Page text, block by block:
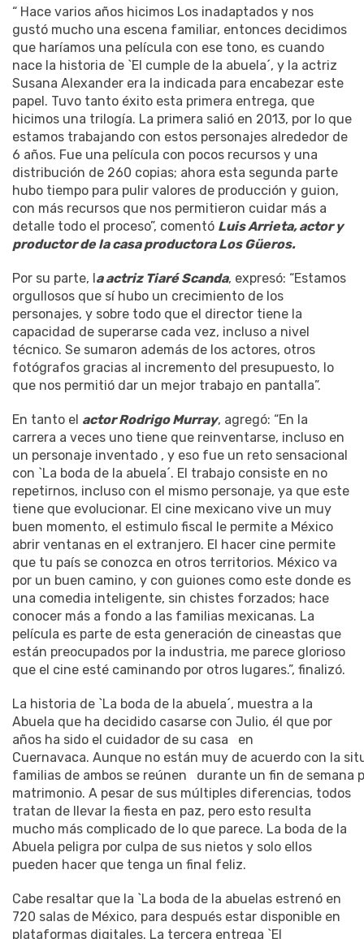
“ Hace varios años hicimos Los inadaptados y nos
gustó mucho una escena familiar, entonces decidimos
que haríamos una película con ese tono, es cuando
nace la historia de `El cumple de la abuela´, y la actriz
Susana Alexander era la indicada para encabezar este
papel. Tuvo tanto éxito esta primera entrega, que
hicimos una trilogía. La primera salió en 2013, por lo que
estamos trabajando con estos personajes alrededor de
6 años. Fue una película con pocos recursos y una
distribución de 260 copias; ahora esta segunda parte
hubo tiempo para pulir valores de producción y guion,
con más recursos que nos permitieron cuidar más a
detalle todo el proceso”, comentó Luis Arrieta, actor y
productor de la casa productora Los Güeros.
Por su parte, la actriz Tiaré Scanda, expresó: “Estamos
orgullosos que sí hubo un crecimiento de los
personajes, y sobre todo que el director tiene la
capacidad de superarse cada vez, incluso a nivel
técnico. Se sumaron además de los actores, otros
fotógrafos gracias al incremento del presupuesto, lo
que nos permitió dar un mejor trabajo en pantalla”.
En tanto el actor Rodrigo Murray, agregó: “En la
carrera a veces uno tiene que reinventarse, incluso en
un personaje inventado , y eso fue un reto sensacional
con `La boda de la abuela´. El trabajo consiste en no
repetirnos, incluso con el mismo personaje, ya que este
tiene que evolucionar. El cine mexicano vive un muy
buen momento, el estimulo fiscal le permite a México
abrir ventanas en el extranjero. El hacer cine permite
que tu país se conozca en otros territorios. México va
por un buen camino, y con guiones como este donde es
una comedia inteligente, sin chistes forzados; hace
conocer más a fondo a las familias mexicanas. La
película es parte de esta generación de cineastas que
están preocupados por la industria, me parece glorioso
que el cine esté caminando por otros lugares.”, finalizó.
La historia de `La boda de la abuela´, muestra a la
Abuela que ha decidido casarse con Julio, él que por
años ha sido el cuidador de su casa
en
Cuernavaca. Aunque no están muy de acuerdo con la
familias de ambos se reúnen durante un fin de semana
matrimonio. A pesar de sus múltiples diferencias, todos
tratan de llevar la fiesta en paz, pero esto resulta
mucho más complicado de lo que parece. La boda de la
Abuela peligra por culpa de sus nietos y solo ellos
pueden hacer que tenga un final feliz.
Cabe resaltar que la `La boda de la abuelas estrenó en
720 salas de México, para después estar disponible en
plataformas digitales. La tercera entrega `El